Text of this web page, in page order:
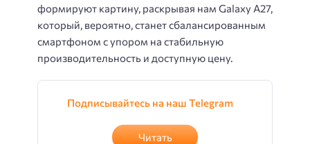
формируют картину, раскрывая нам Galaxy A27,
который, вероятно, станет сбалансированным
смартфоном с упором на стабильную
производительность и доступную цену.
Подписывайтесь на наш Telegram
Читать